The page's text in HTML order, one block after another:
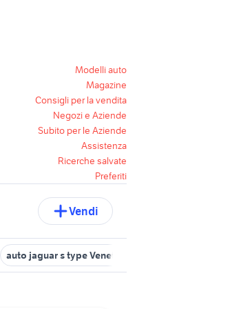
Modelli auto
Magazine
Consigli per la vendita
Negozi e Aziende
Subito per le Aziende
Assistenza
Ricerche salvate
Preferiti
Vendi
auto jaguar s type Veneto